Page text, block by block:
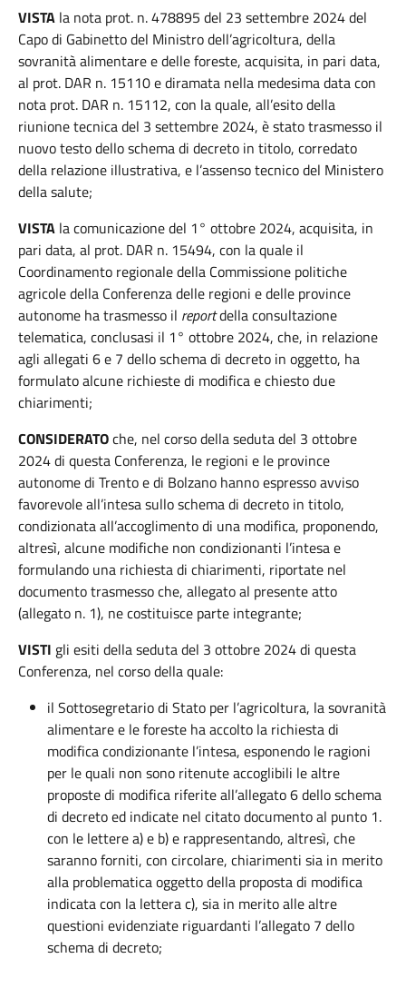
VISTA la nota prot. n. 478895 del 23 settembre 2024 del
Capo di Gabinetto del Ministro dell’agricoltura, della
sovranità alimentare e delle foreste, acquisita, in pari data,
al prot. DAR n. 15110 e diramata nella medesima data con
nota prot. DAR n. 15112, con la quale, all’esito della
riunione tecnica del 3 settembre 2024, è stato trasmesso il
nuovo testo dello schema di decreto in titolo, corredato
della relazione illustrativa, e l’assenso tecnico del Ministero
della salute;
VISTA la comunicazione del 1° ottobre 2024, acquisita, in
pari data, al prot. DAR n. 15494, con la quale il
Coordinamento regionale della Commissione politiche
agricole della Conferenza delle regioni e delle province
autonome ha trasmesso il reportdella consultazione
telematica, conclusasi il 1° ottobre 2024, che, in relazione
agli allegati 6 e 7 dello schema di decreto in oggetto, ha
formulato alcune richieste di modifica e chiesto due
chiarimenti;
CONSIDERATOche, nel corso della seduta del 3 ottobre
2024 di questa Conferenza, le regioni e le province
autonome di Trento e di Bolzano hanno espresso avviso
favorevole all’intesa sullo schema di decreto in titolo,
condizionata all’accoglimento di una modifica, proponendo,
altresì, alcune modifiche non condizionanti l’intesa e
formulando una richiesta di chiarimenti, riportate nel
documento trasmesso che, allegato al presente atto
(allegato n. 1), ne costituisce parte integrante;
VISTI gli esiti della seduta del 3 ottobre 2024 di questa
Conferenza, nel corso della quale:
il Sottosegretario di Stato per l’agricoltura, la sovranità
alimentare e le foreste ha accolto la richiesta di
modifica condizionante l’intesa, esponendo le ragioni
per le quali non sono ritenute accoglibili le altre
proposte di modifica riferite all’allegato 6 dello schema
di decreto ed indicate nel citato documento al punto 1.
con le lettere a) e b) e rappresentando, altresì, che
saranno forniti, con circolare, chiarimenti sia in merito
alla problematica oggetto della proposta di modifica
indicata con la lettera c), sia in merito alle altre
questioni evidenziate riguardanti l’allegato 7 dello
schema di decreto;